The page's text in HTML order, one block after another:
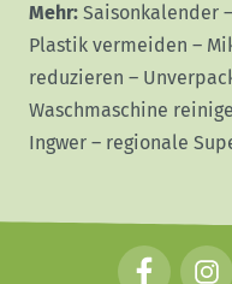
Mehr: Saisonkalender –
Plastik vermeiden –
reduzieren –
Waschmaschine
Ingwer – regionale